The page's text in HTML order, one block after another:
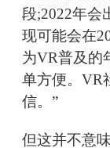
段;2022年会
现可能会在
为VR普及的
单方便。VR
信。”
但这并不意